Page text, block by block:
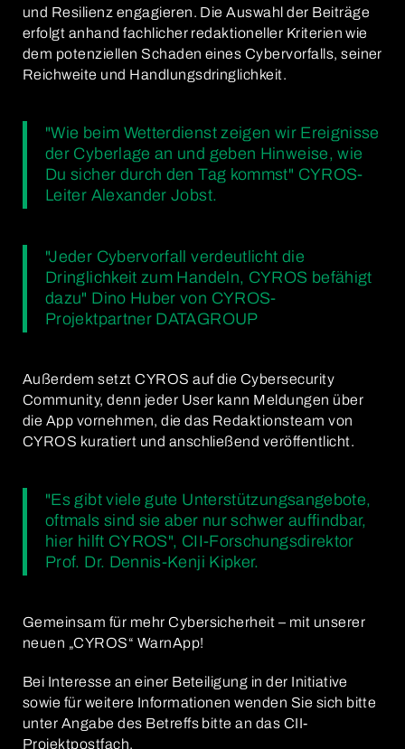
und Resilienz engagieren. Die Auswahl der Beiträge
erfolgt anhand fachlicher redaktioneller Kriterien wie
dem potenziellen Schaden eines Cybervorfalls, seiner
Reichweite und Handlungsdringlichkeit.
"Wie beim Wetterdienst zeigen wir Ereignisse
der Cyberlage an und geben Hinweise, wie
Du sicher durch den Tag kommst" CYROS-
Leiter Alexander Jobst.
"Jeder Cybervorfall verdeutlicht die
Dringlichkeit zum Handeln, CYROS befähigt
dazu" Dino Huber von CYROS-
Projektpartner DATAGROUP
Außerdem setzt CYROS auf die Cybersecurity
Community, denn jeder User kann Meldungen über
die App vornehmen, die das Redaktionsteam von
CYROS kuratiert und anschließend veröffentlicht.
"Es gibt viele gute Unterstützungsangebote,
oftmals sind sie aber nur schwer auffindbar,
hier hilft CYROS", CII-Forschungsdirektor
Prof. Dr. Dennis-Kenji Kipker.
Gemeinsam für mehr Cybersicherheit – mit unserer
neuen „CYROS“ WarnApp!
Bei Interesse an einer Beteiligung in der Initiative
sowie für weitere Informationen wenden Sie sich bitte
unter Angabe des Betreffs bitte an das CII-
Projektpostfach.